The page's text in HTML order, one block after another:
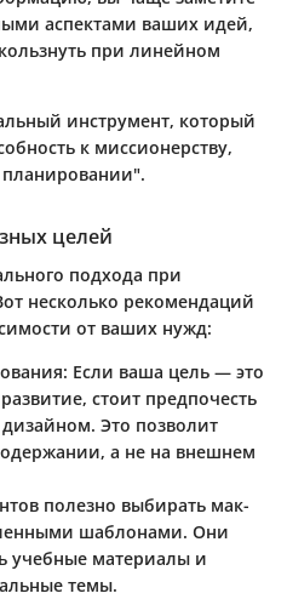
аспектами ваших идей,
при линейном
инструмент, который
к миссионерству,
целей
подхода при
несколько рекомендаций
от ваших нужд:
: Если ваша цель — это
стоит предпочесть
Это позволит
а не на внешнем
полезно выбирать мак-
шаблонами. Они
учебные материалы и
темы.